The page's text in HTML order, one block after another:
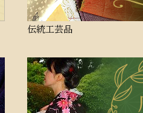
伝統工芸品